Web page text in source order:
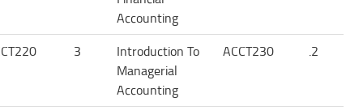
Accounting
2.
ACCT230
Introduction To
Managerial
Accounting
3